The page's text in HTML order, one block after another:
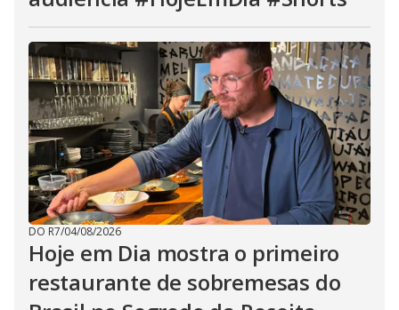
DO R7/04/08/2026
Hoje em Dia mostra o primeiro
restaurante de sobremesas do